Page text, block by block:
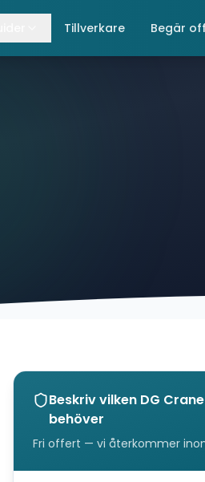
Tillverkare Begär
Beskriv vilken DG Crane
behöver
Fri offert — vi återkommer